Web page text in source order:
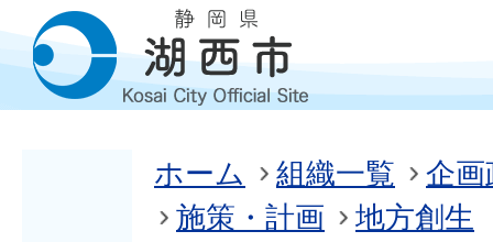
ホーム 組織一覧
企画
施策・計画
地方創生